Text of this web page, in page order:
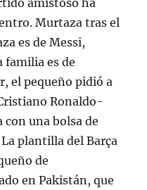
Murtaza tras el
es de Messi,
familia es de
el pequeño pidió a
Ronaldo-
con una bolsa de
plantilla del Barça
de
en Pakistán, que